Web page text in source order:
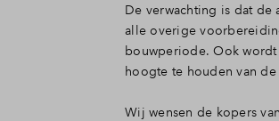
De verwachting is dat de
alle overige
bouwperiode. Ook
hoogte te houden van
Wij wensen de kopers